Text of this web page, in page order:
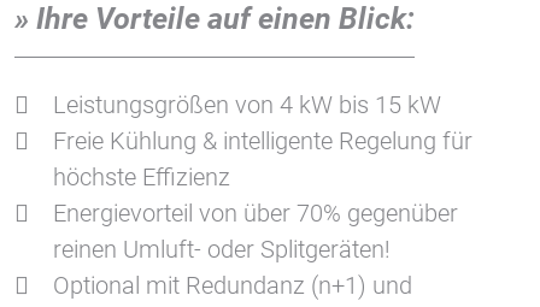
» Ihre Vorteile auf einen Blick:
Leistungsgrößen von 4 kW bis 15 kW
Freie Kühlung & intelligente Regelung für
höchste Effizienz
Energievorteil von über 70% gegenüber
reinen Umluft- oder Splitgeräten!
Optional mit Redundanz (n+1) und